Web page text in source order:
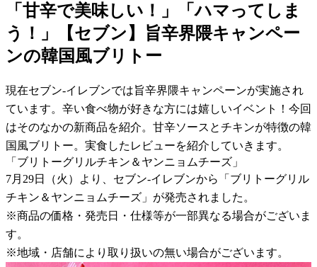
「甘辛で美味しい！」「ハマってしま
う！」【セブン】旨辛界隈キャンペー
ンの韓国風ブリトー
現在セブン-イレブンでは旨辛界隈キャンペーンが実施され
ています。辛い食べ物が好きな方には嬉しいイベント！今回
はそのなかの新商品を紹介。甘辛ソースとチキンが特徴の韓
国風ブリトー。実食したレビューを紹介していきます。
「ブリトーグリルチキン＆ヤンニョムチーズ」
7月29日（火）より、セブン-イレブンから「ブリトーグリル
チキン＆ヤンニョムチーズ」が発売されました。
※商品の価格・発売日・仕様等が一部異なる場合がございま
す。
※地域・店舗により取り扱いの無い場合がございます。